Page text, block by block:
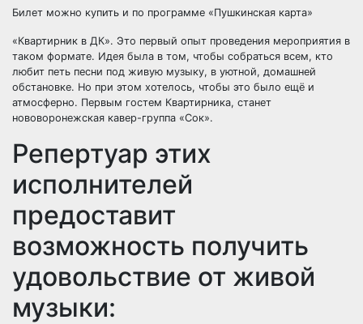
Билет можно купить и по программе «Пушкинская карта»
«Квартирник в ДК». Это первый опыт проведения мероприятия в
таком формате. Идея была в том, чтобы собраться всем, кто
любит петь песни под живую музыку, в уютной, домашней
обстановке. Но при этом хотелось, чтобы это было ещё и
атмосферно. Первым гостем Квартирника, станет
нововоронежская кавер-группа «Сок».
Репертуар этих
исполнителей
предоставит
возможность получить
удовольствие от живой
музыки: